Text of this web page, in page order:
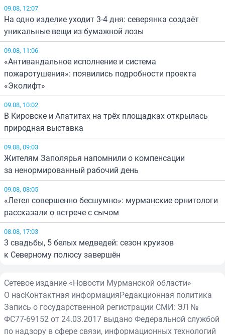
09.08, 12:07
На одно изделие уходит 3-4 дня: северянка создаёт
уникальные вещи из бумажной лозы
09.08, 11:06
«Антивандальное исполнение и система
пожаротушения»: появились подробности проекта
«Эколифт»
09.08, 10:02
В Кировске и Апатитах на трёх площадках открылась
природная выставка
09.08, 09:03
Жителям Заполярья напомнили о компенсации
за ненормированный рабочий день
09.08, 08:05
«Летел совершенно бесшумно»: мурманские орнитологи
рассказали о встрече с сычом
08.08, 17:03
3 свадьбы, 5 белых медведей: сезон круизов
к Северному полюсу завершён
Сетевое издание «Новости Мурманской области»
О насКонтактная информацияРедакционная политика
Запись о государственной регистрации СМИ: ЭЛ №
ФС77-69152 от 24.03.2017 выдано Федеральной службой
по надзору в сфере связи, информационных технологий